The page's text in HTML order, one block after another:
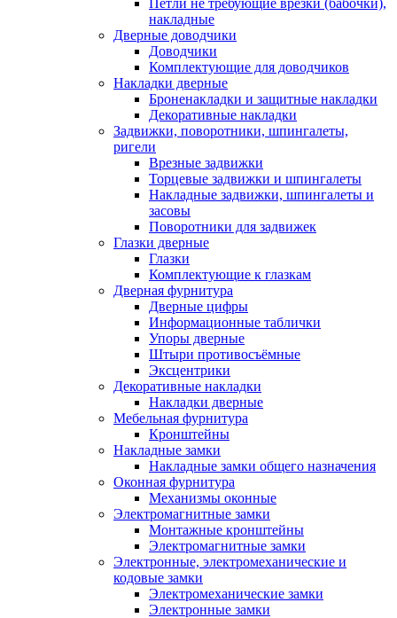
Петли не требующие врезки (бабочки),
накладные
Дверные доводчики
Доводчики
Комплектующие для доводчиков
Накладки дверные
Броненакладки и защитные накладки
Декоративные накладки
Задвижки, поворотники, шпингалеты,
ригели
Врезные задвижки
Торцевые задвижки и шпингалеты
Накладные задвижки, шпингалеты и
засовы
Поворотники для задвижек
Глазки дверные
Глазки
Комплектующие к глазкам
Дверная фурнитура
Дверные цифры
Информационные таблички
Упоры дверные
Штыри противосъёмные
Эксцентрики
Декоративные накладки
Накладки дверные
Мебельная фурнитура
Кронштейны
Накладные замки
Накладные замки общего назначения
Оконная фурнитура
Механизмы оконные
Электромагнитные замки
Монтажные кронштейны
Электромагнитные замки
Электронные, электромеханические и
кодовые замки
Электромеханические замки
Электронные замки